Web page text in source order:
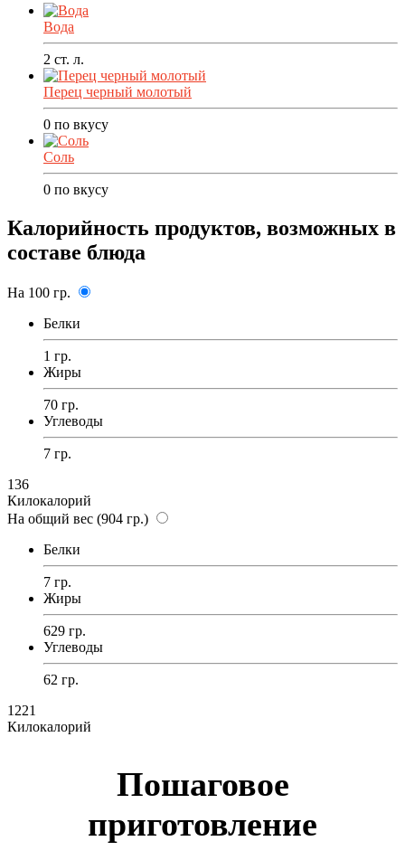
Вода
2 ст. л.
Перец черный молотый
0 по вкусу
Соль
0 по вкусу
Калорийность продуктов, возможных в
составе блюда
На 100 гр.
Белки
1 гр.
Жиры
70 гр.
Углеводы
7 гр.
136
Килокалорий
На общий вес (904 гр.)
Белки
7 гр.
Жиры
629 гр.
Углеводы
62 гр.
1221
Килокалорий
Пошаговое
приготовление